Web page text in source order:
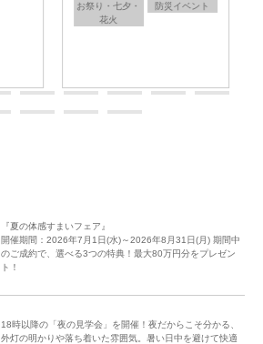
お祭り・七夕・
『夏の体感すまいフェア』
開催期間：2026年7月1日(水)～2026年8月31日(月) 期間中
のご成約で、選べる3つの特典！最大80万円分をプレゼン
ト！
18時以降の「夜の見学会」を開催！夜だからこそ分かる、
外灯の明かりや落ち着いた雰囲気。暑い日中を避けて快適